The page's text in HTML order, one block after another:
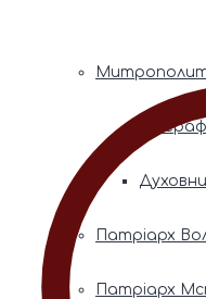
Патріарх
Патріарх